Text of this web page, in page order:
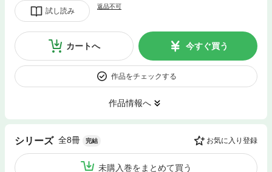
試し読み
返品不可
カートへ 今すぐ買う
作品をチェックする
作品情報へ
シリーズ 全8冊 完結 お気に入り登録
未購入巻をまとめて買う